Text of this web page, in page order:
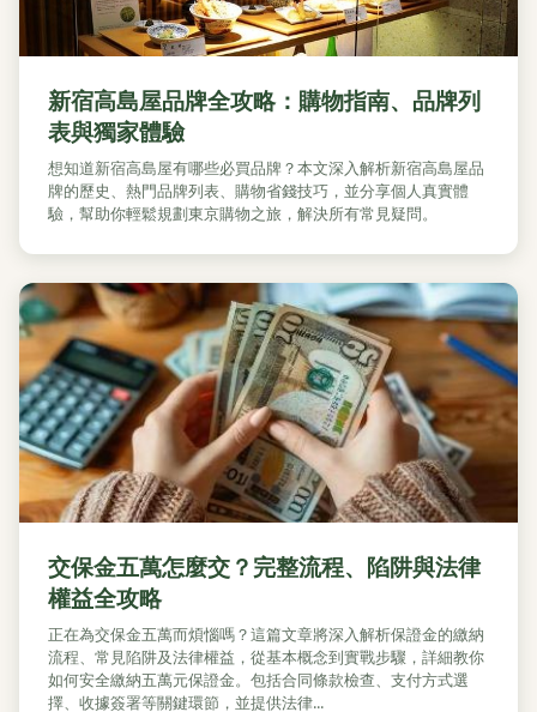
新宿高島屋品牌全攻略：購物指南、品牌列
表與獨家體驗
想知道新宿高島屋有哪些必買品牌？本文深入解析新宿高島屋品
牌的歷史、熱門品牌列表、購物省錢技巧，並分享個人真實體
驗，幫助你輕鬆規劃東京購物之旅，解決所有常見疑問。
交保金五萬怎麼交？完整流程、陷阱與法律
權益全攻略
正在為交保金五萬而煩惱嗎？這篇文章將深入解析保證金的繳納
流程、常見陷阱及法律權益，從基本概念到實戰步驟，詳細教你
如何安全繳納五萬元保證金。包括合同條款檢查、支付方式選
擇、收據簽署等關鍵環節，並提供法律...